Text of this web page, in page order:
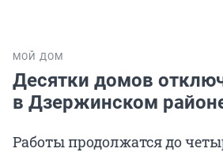
МОЙ ДОМ
Десятки домов
в Дзержинском
Работы продолжатся до